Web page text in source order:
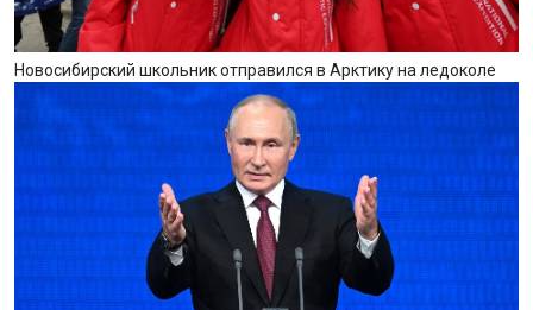
Новосибирский школьник отправился в Арктику на ледоколе